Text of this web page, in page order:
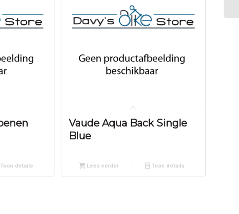
Toon details
Vaude Aqua Back Single
Blue
Lees verder Toon details